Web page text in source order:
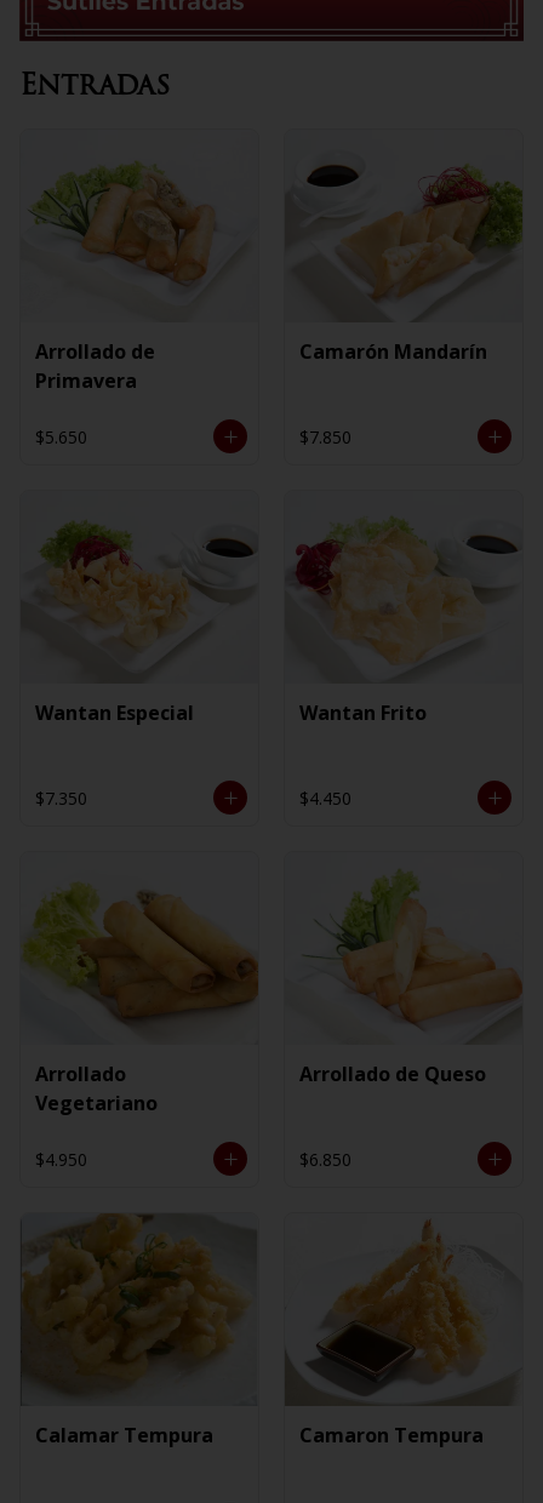
Entradas
Arrollado de
Primavera
$5.650
Camarón Mandarín
$7.850
Wantan Especial
$7.350
Wantan Frito
$4.450
Arrollado
Vegetariano
$4.950
Arrollado de Queso
$6.850
Calamar Tempura Camaron Tempura